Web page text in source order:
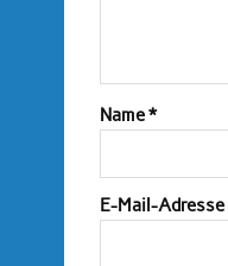
Name*
E-Mail-Adresse